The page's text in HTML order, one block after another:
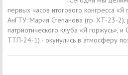
первых часов итогового конгресса «Я
АнГТУ: Мария Степанова (гр. ХТ-23-2),
патриотического клуба «Я горжусь»,
ТТП-24-1) - окунулись в атмосферу